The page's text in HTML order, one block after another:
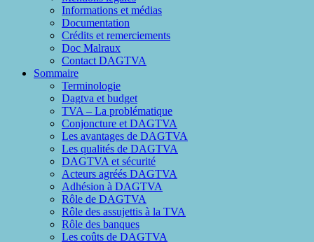
Informations et médias
Documentation
Crédits et remerciements
Doc Malraux
Contact DAGTVA
Sommaire
Terminologie
Dagtva et budget
TVA – La problématique
Conjoncture et DAGTVA
Les avantages de DAGTVA
Les qualités de DAGTVA
DAGTVA et sécurité
Acteurs agréés DAGTVA
Adhésion à DAGTVA
Rôle de DAGTVA
Rôle des assujettis à la TVA
Rôle des banques
Les coûts de DAGTVA